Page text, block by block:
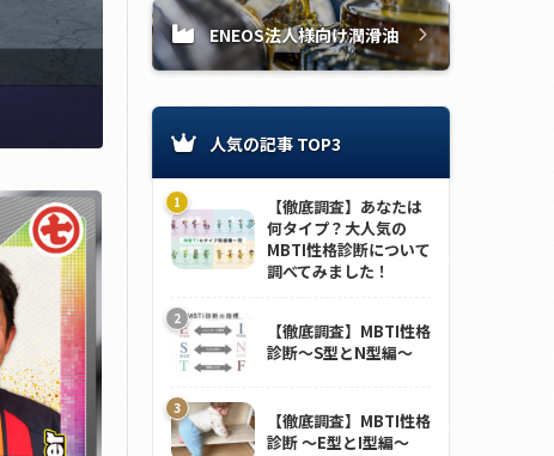
ENEOS法人様向け潤滑油
人気の記事 TOP3
【徹底調査】あなたは
何タイプ？大人気の
MBTI性格診断について
調べてみました！
【徹底調査】MBTI性格
診断～S型とN型編～
【徹底調査】MBTI性格
診断 ～E型とI型編～